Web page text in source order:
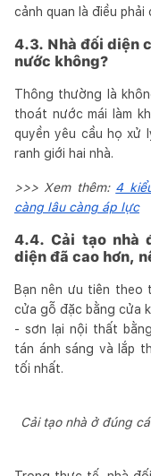
cảnh quan là điều phải
4.3. Nhà đối diện
nước không?
Thông thường là
thoát nước mái làm
quyền yêu cầu họ xử
ranh giới hai nhà.
>>> Xem thêm: 4
càng lâu càng áp lực
4.4. Cải tạo nhà
diện đã cao hơn,
Bạn nên ưu tiên
cửa gỗ đặc bằng cửa
- sơn lại nội thất
tán ánh sáng và lắp
tối nhất.
Cải tạo nhà ở đúng